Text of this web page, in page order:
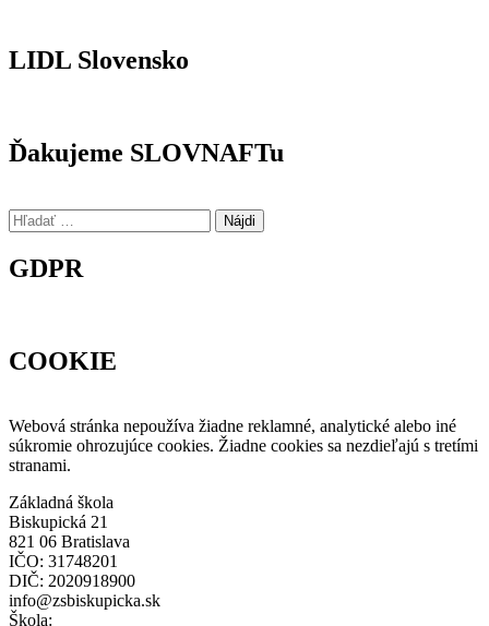
LIDL Slovensko
Ďakujeme SLOVNAFTu
Hľadať:
GDPR
COOKIE
Webová stránka nepoužíva žiadne reklamné, analytické alebo iné
súkromie ohrozujúce cookies. Žiadne cookies sa nezdieľajú s tretími
stranami.
Základná škola
Biskupická 21
821 06 Bratislava
IČO: 31748201
DIČ: 2020918900
info@zsbiskupicka.sk
Škola: